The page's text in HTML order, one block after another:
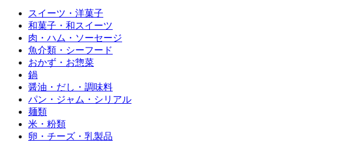
スイーツ・洋菓子
和菓子・和スイーツ
肉・ハム・ソーセージ
魚介類・シーフード
おかず・お惣菜
鍋
醤油・だし・調味料
パン・ジャム・シリアル
麺類
米・粉類
卵・チーズ・乳製品